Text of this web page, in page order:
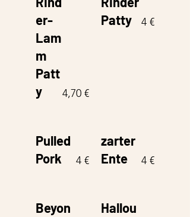
er-
Lam
m
Patt
y
4,70 €
Patty
4 €
Pulled
Pork
4 €
zarter
Ente
4 €
Beyon
Hallou